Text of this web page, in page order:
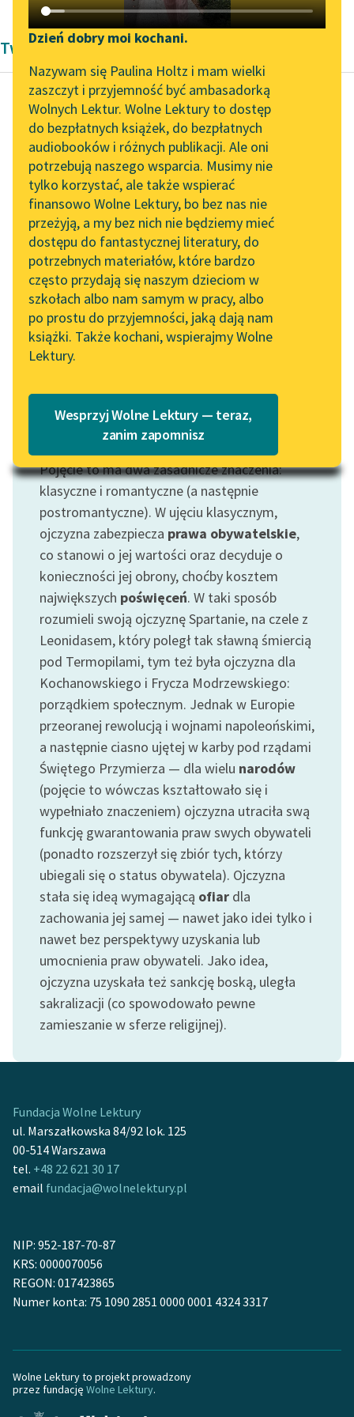
Katalog DAISY
Podkasty o książkach
Zgłoś brak utworu
Aktualności
Zapraszamy na spotkanie
online z tłumaczkami
literatury skandynawskiej
Spotkanie z Katarzyną
Tunkiel w Oslo
Wolne Lektury na 32.
Pol’and’Rock Festivalu
„Kochanek Lady
Chatterley” do słuchania
na Wolnych Lekturach
Nowy audiobook –
„Marzenie o Oriencie”
Lektury szkolne i klasyka
literatury do słuchania dla
uczennic i uczniów z
niepełnosprawnościami
E-kolekcja lektur
szkolnych i literatury do
słuchania dla uczennic i
uczniów z
niepełnosprawnościami
Feministyczne inspiracje.
Popularyzacja
skandynawskiej literatury
feministycznej
Ręce pełne poezji
Kolekcje edukacyjne
twórców przechodzących
do domeny publicznej,
lektur szkolnych oraz
Starego Testamentu
Odkurzamy bohaterów
Szkoła Poezji Wolnych
Lektur
Narzędzia
Mapa Wolnych Lektur
Leśmianator
Przewodnik dla piszących i
czytających
API
OAI-PMH
Widget Wolnych Lektur
Przypisy
Katalog w formacie PDF
O nas
Kontakt
Zasady wykorzystania
Wolnych Lektur
Logotypy
Polityka prywatności
Regulamin biblioteki
Dane fundacji i
Informacja o treściach
wrażliwych
Dzień dobry moi kochani.
Nazywam się Paulina Holtz i mam wielki
zaszczyt i przyjemność być ambasadorką
Wolnych Lektur. Wolne Lektury to dostęp
do bezpłatnych książek, do bezpłatnych
audiobooków i różnych publikacji. Ale oni
potrzebują naszego wsparcia. Musimy nie
tylko korzystać, ale także wspierać
finansowo Wolne Lektury, bo bez nas nie
przeżyją, a my bez nich nie będziemy mieć
dostępu do fantastycznej literatury, do
potrzebnych materiałów, które bardzo
często przydają się naszym dzieciom w
szkołach albo nam samym w pracy, albo
po prostu do przyjemności, jaką dają nam
książki. Także kochani, wspierajmy Wolne
Lektury.
Wesprzyj Wolne Lektury — teraz,
zanim zapomnisz
Twórczość Władysław Ludwik Anczyc
Władysław Ludwik Anczyc
Marsz strzelców
Czytaj więcej
Motyw: Ojczyzna
Pojęcie to ma dwa zasadnicze znaczenia:
klasyczne i romantyczne (a następnie
postromantyczne). W ujęciu klasycznym,
ojczyzna zabezpiecza prawa obywatelskie,
co stanowi o jej wartości oraz decyduje o
konieczności jej obrony, choćby kosztem
największych poświęceń. W taki sposób
rozumieli swoją ojczyznę Spartanie, na czele z
Leonidasem, który poległ tak sławną śmiercią
pod Termopilami, tym też była ojczyzna dla
Kochanowskiego i Frycza Modrzewskiego:
porządkiem społecznym. Jednak w Europie
przeoranej rewolucją i wojnami napoleońskimi,
a następnie ciasno ujętej w karby pod rządami
Świętego Przymierza — dla wielu narodów
(pojęcie to wówczas kształtowało się i
wypełniało znaczeniem) ojczyzna utraciła swą
funkcję gwarantowania praw swych obywateli
(ponadto rozszerzył się zbiór tych, którzy
ubiegali się o status obywatela). Ojczyzna
stała się ideą wymagającą ofiar dla
zachowania jej samej — nawet jako idei tylko i
nawet bez perspektywy uzyskania lub
umocnienia praw obywateli. Jako idea,
ojczyzna uzyskała też sankcję boską, uległa
sakralizacji (co spowodowało pewne
zamieszanie w sferze religijnej).
Fundacja Wolne Lektury
ul. Marszałkowska 84/92 lok. 125
00-514 Warszawa
tel. +48 22 621 30 17
email fundacja@wolnelektury.pl
NIP: 952-187-70-87
KRS: 0000070056
REGON: 017423865
Numer konta: 75 1090 2851 0000 0001 4324 3317
Wolne Lektury to projekt prowadzony
przez fundację Wolne Lektury.